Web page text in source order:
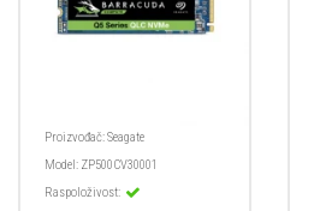
Proizvođač:Seagate
Model: ZP500CV30001
Raspoloživost: